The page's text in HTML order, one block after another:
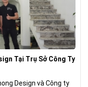
Tại Trụ Sở Công Ty
Design và Công ty